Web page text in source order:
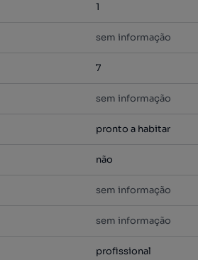
1
sem informação
7
sem informação
pronto a habitar
não
sem informação
sem informação
profissional